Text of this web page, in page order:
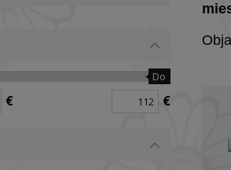
€
Do
€